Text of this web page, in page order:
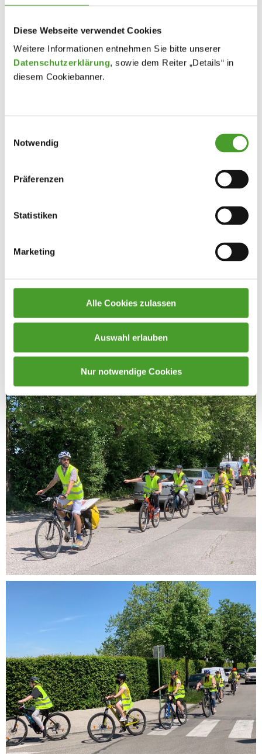
Diese Webseite verwendet Cookies
Weitere Informationen entnehmen Sie bitte unserer
Datenschutzerklärung, sowie dem Reiter „Details“ in
diesem Cookiebanner.
Notwendig
Präferenzen
Statistiken
Marketing
Alle Cookies zulassen
Auswahl erlauben
Nur notwendige Cookies